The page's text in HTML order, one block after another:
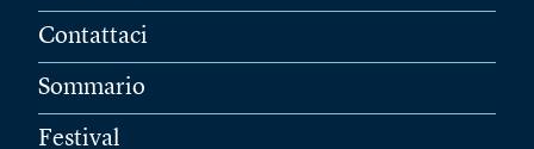
Contattaci
Sommario
Festival